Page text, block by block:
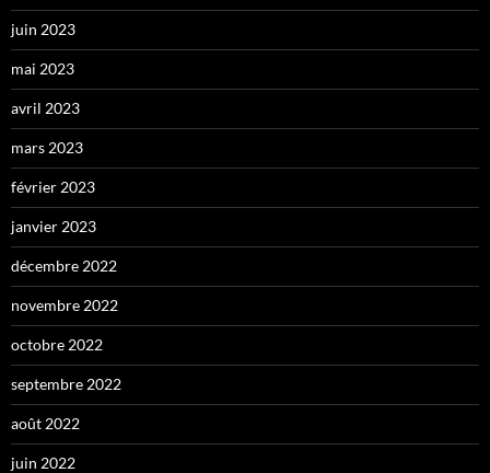
juin 2023
mai 2023
avril 2023
mars 2023
février 2023
janvier 2023
décembre 2022
novembre 2022
octobre 2022
septembre 2022
août 2022
juin 2022